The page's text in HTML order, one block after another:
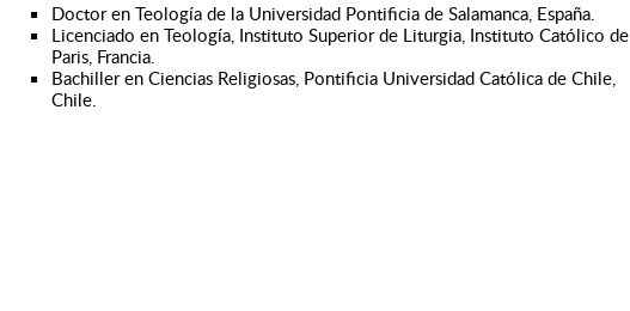
Doctor en Teología de la Universidad Pontificia de Salamanca, España.
Licenciado en Teología, Instituto Superior de Liturgia, Instituto Católico de
Paris, Francia.
Bachiller en Ciencias Religiosas, Pontificia Universidad Católica de Chile,
Chile.